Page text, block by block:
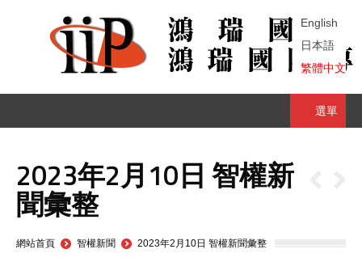
English
日本語
繁體中文
選單
2023年2月10日 智權新
聞彙整
You are here:
網站首頁 智權新聞 2023年2月10日 智權新聞彙整